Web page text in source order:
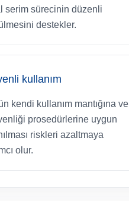
serim sürecinin düzenli
destekler.
kullanım
kendi kullanım mantığına ve
prosedürlerine uygun
riskleri azaltmaya
olur.